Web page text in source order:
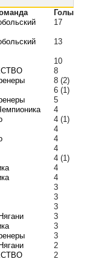
Голы
17
13
10
8
8 (2)
6 (1)
5
4
4 (1)
4
4
4
4 (1)
4
4
3
3
3
3
3
3
2
2